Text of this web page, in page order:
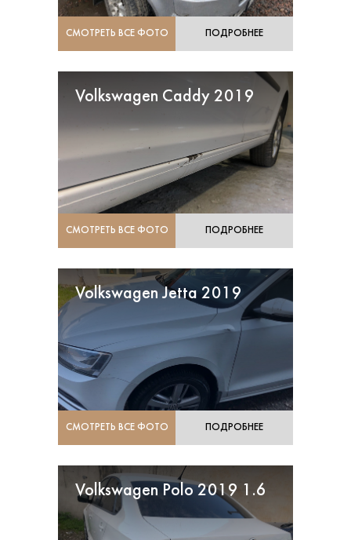
СМОТРЕТЬ ВСЕ ФОТО ПОДРОБНЕЕ
Volkswagen Caddy 2019
СМОТРЕТЬ ВСЕ ФОТО ПОДРОБНЕЕ
Volkswagen Jetta 2019
СМОТРЕТЬ ВСЕ ФОТО ПОДРОБНЕЕ
Volkswagen Polo 2019 1.6